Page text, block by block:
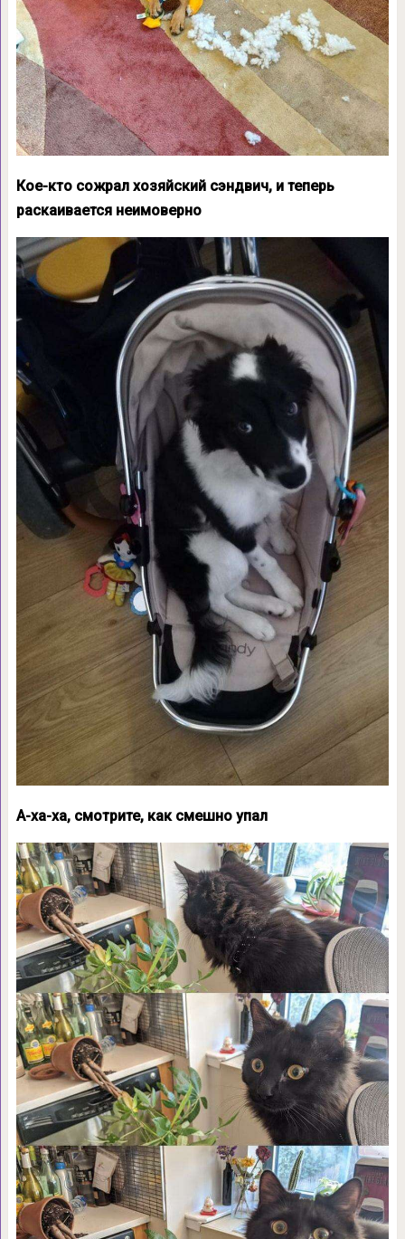
Кое-кто сожрал хозяйский сэндвич, и теперь
раскаивается неимоверно
А-ха-ха, смотрите, как смешно упал